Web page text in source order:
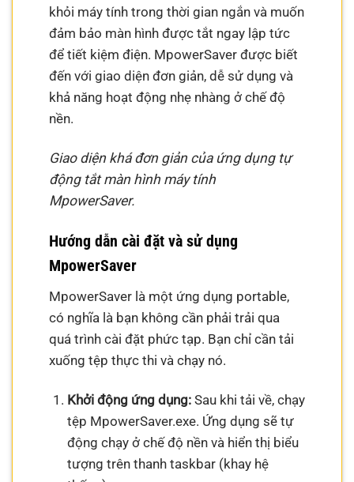
khỏi máy tính trong thời gian ngắn và muốn
đảm bảo màn hình được tắt ngay lập tức
để tiết kiệm điện. MpowerSaver được biết
đến với giao diện đơn giản, dễ sử dụng và
khả năng hoạt động nhẹ nhàng ở chế độ
nền.
Giao diện khá đơn giản của ứng dụng tự
động tắt màn hình máy tính
MpowerSaver.
Hướng dẫn cài đặt và sử dụng
MpowerSaver
MpowerSaver là một ứng dụng portable,
có nghĩa là bạn không cần phải trải qua
quá trình cài đặt phức tạp. Bạn chỉ cần tải
xuống tệp thực thi và chạy nó.
Khởi động ứng dụng:Sau khi tải về, chạy
tệp MpowerSaver.exe. Ứng dụng sẽ tự
động chạy ở chế độ nền và hiển thị biểu
tượng trên thanh taskbar (khay hệ